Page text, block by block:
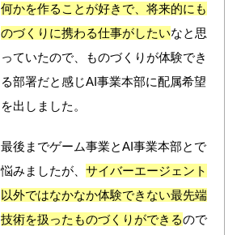
何かを作ることが好きで、将来的にも
のづくりに携わる仕事がしたいなと思
っていたので、ものづくりが体験でき
る部署だと感じAI事業本部に配属希望
を出しました。
最後までゲーム事業とAI事業本部とで
悩みましたが、 サイバーエージェント
以外ではなかなか体験できない最先端
技術を扱ったものづくりができるので